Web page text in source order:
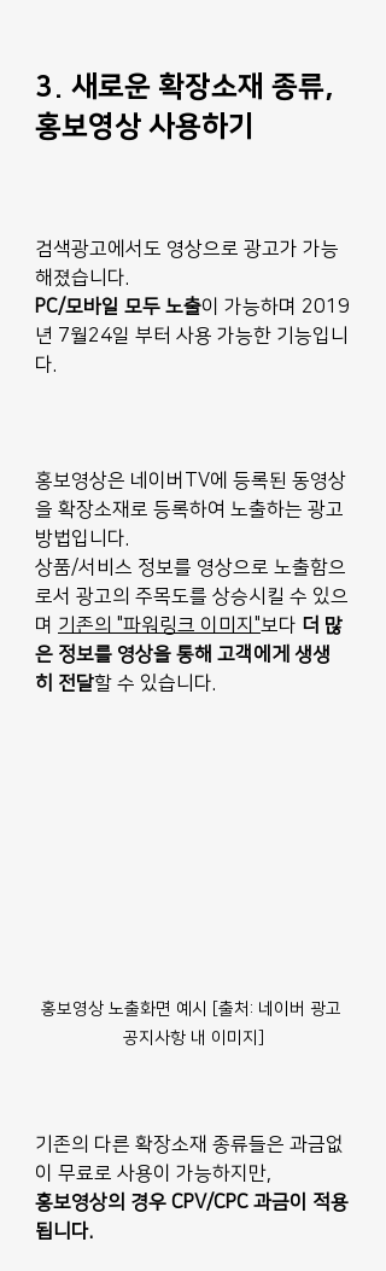
3. 새로운 확장소재 종류,
홍보영상 사용하기
검색광고에서도 영상으로 광고가 가능
해졌습니다.
PC/모바일 모두 노출이 가능하며 2019
년 7월24일 부터 사용 가능한 기능입니
다.
홍보영상은 네이버TV에 등록된 동영상
을 확장소재로 등록하여 노출하는 광고
방법입니다.
상품/서비스 정보를 영상으로 노출함으
로서 광고의 주목도를 상승시킬 수 있으
며 기존의 "파워링크 이미지"보다 더 많
은 정보를 영상을 통해 고객에게 생생
히 전달할 수 있습니다.
홍보영상 노출화면 예시 [출처: 네이버 광고
공지사항 내 이미지]
기존의 다른 확장소재 종류들은 과금없
이 무료로 사용이 가능하지만,
홍보영상의 경우 CPV/CPC 과금이 적용
됩니다.